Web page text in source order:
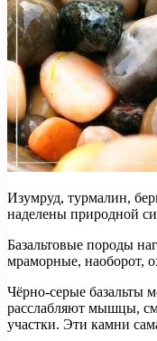
Изумруд, турмалин,
наделены природной
Базальтовые породы
мраморные, наоборот,
Чёрно-серые базальты
расслабляют мышцы,
участки. Эти камни